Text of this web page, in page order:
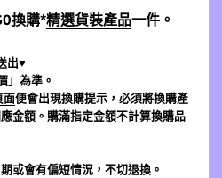
換購*精選貨裝產品一件。
出♥
」為準。
面便會出現換購提示，必須將換購產
金額。購滿指定金額不計算換購品
或會有偏短情況，不切退換。